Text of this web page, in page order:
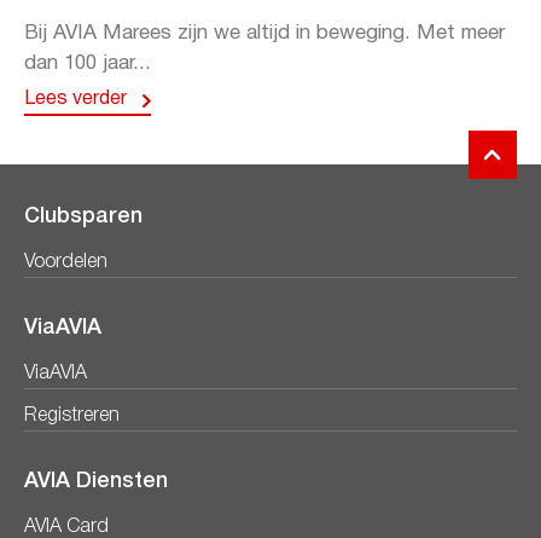
Bij AVIA Marees zijn we altijd in beweging. Met meer
dan 100 jaar...
Lees verder
Clubsparen
Voordelen
ViaAVIA
ViaAVIA
Registreren
AVIA Diensten
AVIA Card